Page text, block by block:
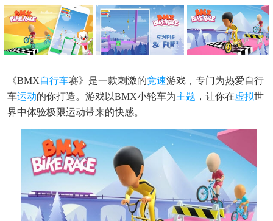
《BMX自行车赛》是一款刺激的竞速游戏，专门为热爱自行
车运动的你打造。游戏以BMX小轮车为主题 ，让你在虚拟世
界中体验极限运动带来的快感。